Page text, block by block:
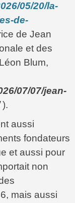
05/20/la-
de-
de Jean
et des
Blum,
07/07/jean-
).
aussi
fondateurs
et aussi pour
non
mais aussi